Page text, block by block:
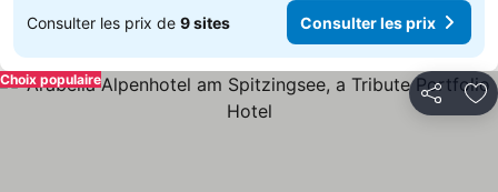
Consulter les prix de 9 sites Consulter les prix
Partager
Choix populaire